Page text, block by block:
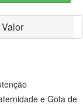
e Gota de